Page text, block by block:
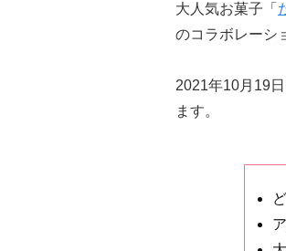
大人気お菓子「
のコラボレーシ
2021年10月19
ます。